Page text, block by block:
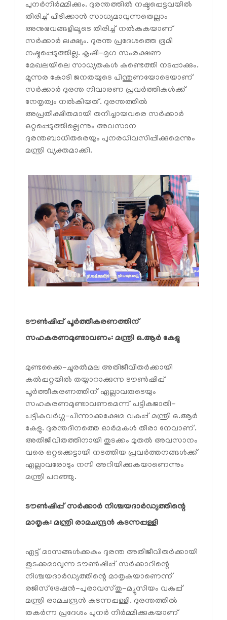
പുനര്‍നിര്‍മ്മിക്കും. ദുരന്തത്തില്‍ നഷ്ടപ്പെട്ടവയില്‍
തിരിച്ച് പിടിക്കാന്‍ സാധ്യമാവുന്നതെല്ലാം
അനുഭവങ്ങളിലൂടെ തിരിച്ച് നല്‍കുകയാണ്
സര്‍ക്കാര്‍ ലക്ഷ്യം. ദുരന്ത പ്രദേശത്തെ ഭൂമി
നഷ്ടപ്പെടുത്തില്ല. കൃഷി-മൃഗ സംരക്ഷണ
മേഖലയിലെ സാധ്യതകള്‍ കണ്ടെത്തി നടപ്പാക്കും.
മൂന്നര കോടി ജനതയുടെ പിന്തുണയോടെയാണ്
സര്‍ക്കാര്‍ ദുരന്ത നിവാരണ പ്രവര്‍ത്തികള്‍ക്ക്
നേതൃത്വം നല്‍കിയത്. ദുരന്തത്തില്‍
അപ്രതീക്ഷിതമായി തനിച്ചായവരെ സര്‍ക്കാര്‍
ഒറ്റപ്പെടുത്തില്ലെന്നും അവസാന
ദുരന്തബാധിതരെയും പുനരധിവസിപ്പിക്കുമെന്നും
മന്ത്രി വ്യക്തമാക്കി.
ടൗണ്‍ഷിപ്പ് പൂര്‍ത്തീകരണത്തിന്
സഹകരണമുണ്ടാവണം: മന്ത്രി ഒ.ആര്‍ കേളു
മുണ്ടക്കൈ-ചൂരല്‍മല അതിജീവിതര്‍ക്കായി
കല്‍പ്പറ്റയില്‍ തയ്യാറാക്കുന്ന ടൗണ്‍ഷിപ്പ്
പൂര്‍ത്തീകരണത്തിന് ഏല്ലാവരുടെയും
സഹകരണമുണ്ടാവണമെന്ന് പട്ടികജാതി-
പട്ടികവര്‍ഗ്ഗ-പിന്നാക്കക്ഷേമ വകുപ്പ് മന്ത്രി ഒ.ആര്‍
കേളു. ദുരന്തദിനത്തെ ഓര്‍മകള്‍ തീരാ നേവാണ്.
അതിജീവിതത്തിനായി തുടക്കം മുതല്‍ അവസാനം
വരെ ഒറ്റക്കെട്ടായി നടത്തിയ പ്രവര്‍ത്തനങ്ങള്‍ക്ക്
ഏല്ലാവരോടും നന്ദി അറിയിക്കുകയാണെന്നും
മന്ത്രി പറഞ്ഞു.
ടൗണ്‍ഷിപ്പ് സര്‍ക്കാര്‍ നിശ്ചയദാര്‍ഡ്യത്തിന്റെ
മാതൃക: മന്ത്രി രാമചന്ദ്രന്‍ കടന്നപ്പള്ളി
ഏട്ട് മാസങ്ങള്‍ക്കകം ദുരന്ത അതിജീവിതര്‍ക്കായി
തുടക്കമാവുന്ന ടൗണ്‍ഷിപ്പ് സര്‍ക്കാറിന്റെ
നിശ്ചയദാര്‍ഡ്യത്തിന്റെ മാതൃകയാണെന്ന്
രജിസ്‌ട്രേഷന്‍-പുരാവസ്തു-മ്യൂസിയം വകുപ്പ്
മന്ത്രി രാമചന്ദ്രന്‍ കടന്നപ്പള്ളി. ദുരന്തത്തില്‍
തകര്‍ന്ന പ്രദേശം പുനര്‍ നിര്‍മ്മിക്കുകയാണ്